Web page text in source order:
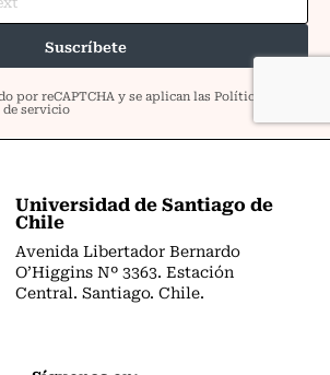
Universidad de Santiago de
Chile
Avenida Libertador Bernardo
O’Higgins Nº 3363. Estación
Central. Santiago. Chile.